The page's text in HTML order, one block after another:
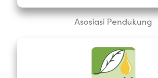
Asosiasi Pendukung